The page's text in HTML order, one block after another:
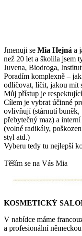
Jmenuji se Mia Hejná a
než 20 let a školila jsem
Juvena, Biodroga,
Poradím komplexně –
odličovat, líčit, jakou mít
Můj přístup je
Cílem je vybrat účinné
ovlivňují (stárnutí buněk,
přebytečný maz) a
(volné radikály,
styl atd.)
Vyberu tedy tu nejlepší
Těším se na Vás Mia
KOSMETICKÝ
V nabídce máme
a profesionální